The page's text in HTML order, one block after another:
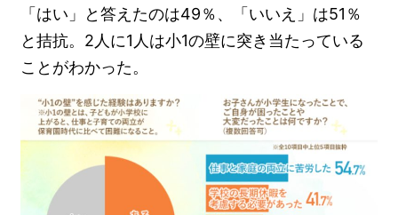
「はい」と答えたのは49％、「いいえ」は51％
と拮抗。2人に1人は小1の壁に突き当たっている
ことがわかった。